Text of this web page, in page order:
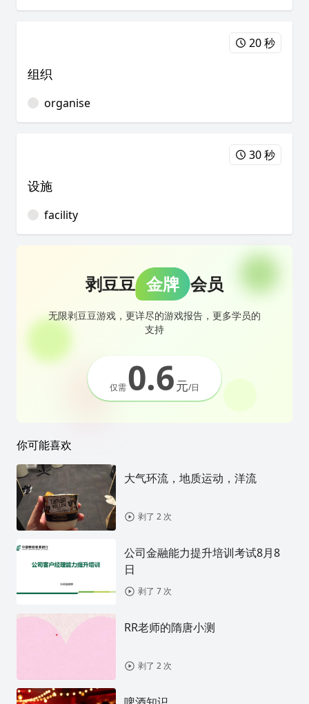
20 秒
组织
organise
30 秒
设施
facility
剥豆豆 金牌 会员
无限剥豆豆游戏，更详尽的游戏报告，更多学员的
支持
仅需0.6元/日
你可能喜欢
大气环流，地质运动，洋流
剥了 2 次
公司金融能力提升培训考试8月8
日
剥了 7 次
RR老师的隋唐小测
剥了 2 次